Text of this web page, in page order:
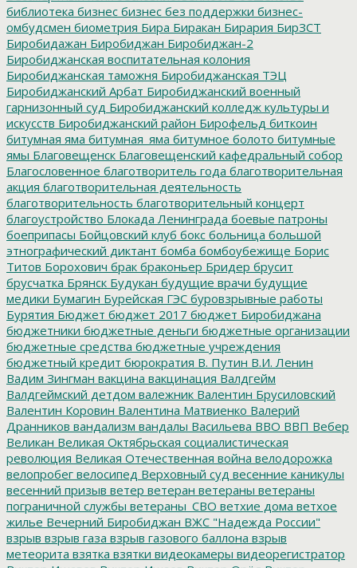
библиотека бизнес бизнес без поддержки бизнес-
омбудсмен биометрия Бира Биракан Бирария БирЗСТ
Биробидажан Биробиджан Биробиджан-2
Биробиджанская воспитательная колония
Биробиджанская таможня Биробиджанская ТЭЦ
Биробиджанский Арбат Биробиджанский военный
гарнизонный суд Биробиджанский колледж культуры и
искусств Биробиджанский район Бирофельд биткоин
битумная яма битумная_яма битумное болото битумные
ямы Благовещенск Благовещенский кафедральный собор
Благословенное благотворитель года благотворительная
акция благотворительная деятельность
благотворительность благотворительный концерт
благоустройство Блокада Ленинграда боевые патроны
боеприпасы Бойцовский клуб бокс больница большой
этнографический диктант бомба бомбоубежище Борис
Титов Борохович брак браконьер Бридер брусит
брусчатка Брянск Будукан будущие врачи будущие
медики Бумагин Бурейская ГЭС буровзрывные работы
Бурятия Бюджет бюджет 2017 бюджет Биробиджана
бюджетники бюджетные деньги бюджетные организации
бюджетные средства бюджетные учреждения
бюджетный кредит бюрократия В. Путин В.И. Ленин
Вадим Зингман вакцина вакцинация Валдгейм
Валдгеймский детдом валежник Валентин Брусиловский
Валентин Коровин Валентина Матвиенко Валерий
Дранников вандализм вандалы Васильева ВВО ВВП Вебер
Великан Великая Октябрьская социалистическая
революция Великая Отечественная война велодорожка
велопробег велосипед Верховный суд весенние каникулы
весенний призыв ветер ветеран ветераны ветераны
пограничной службы ветераны_СВО ветхие дома ветхое
жилье Вечерний Биробиджан ВЖС "Надежда России"
взрыв взрыв газа взрыв газового баллона взрыв
метеорита взятка взятки видеокамеры видеорегистратор